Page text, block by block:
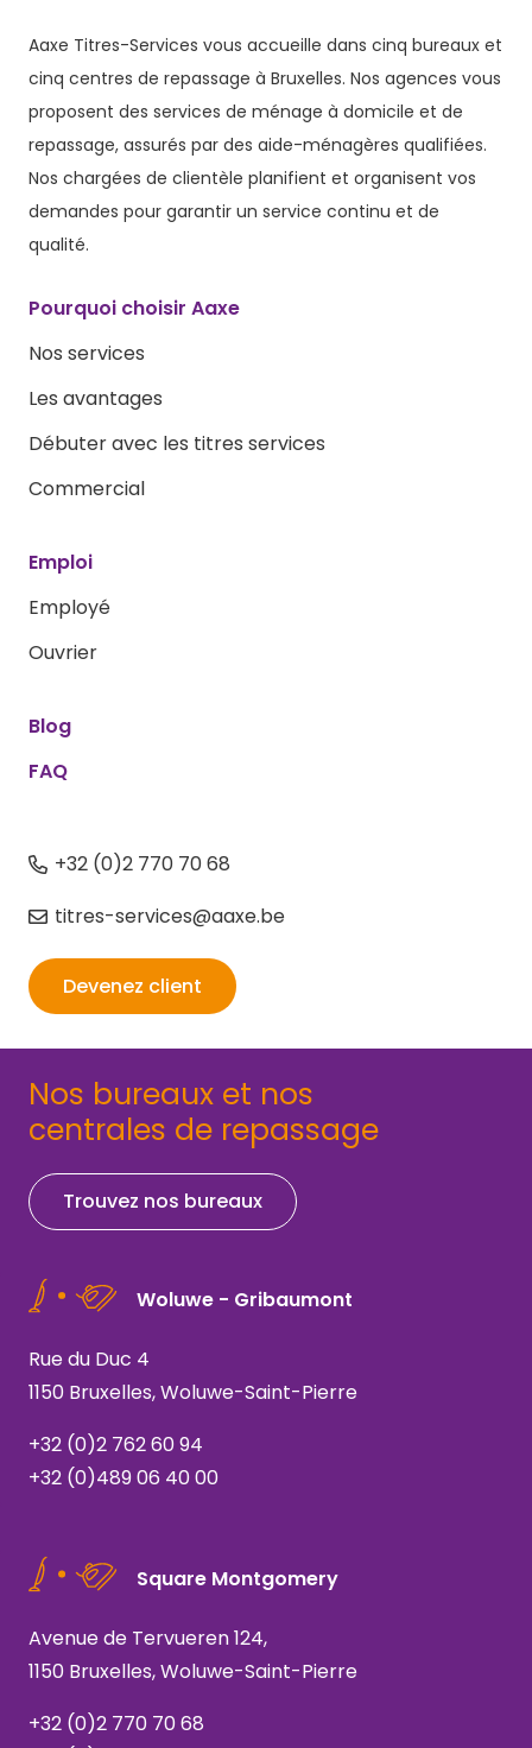
Aaxe Titres-Services vous accueille dans cinq bureaux et
cinq centres de repassage à Bruxelles. Nos agences vous
proposent des services de ménage à domicile et de
repassage, assurés par des aide-ménagères qualifiées.
Nos chargées de clientèle planifient et organisent vos
demandes pour garantir un service continu et de
qualité.
Pourquoi choisir Aaxe
Nos services
Les avantages
Débuter avec les titres services
Commercial
Emploi
Employé
Ouvrier
Blog
FAQ
+32 (0)2 770 70 68
titres-services@aaxe.be
Devenez client
Nos bureaux et nos
centrales de repassage
Trouvez nos bureaux
Woluwe - Gribaumont
Rue du Duc 4
1150 Bruxelles, Woluwe-Saint-Pierre
+32 (0)2 762 60 94
+32 (0)489 06 40 00
Square Montgomery
Avenue de Tervueren 124,
1150 Bruxelles, Woluwe-Saint-Pierre
+32 (0)2 770 70 68